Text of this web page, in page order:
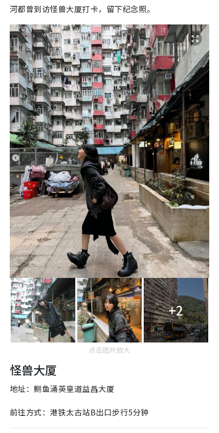
河都曾到访怪兽大厦打卡，留下纪念照。
+2
点击图片放大
怪兽大厦
地址：鲗鱼涌英皇道益昌大厦
前往方式：港铁太古站B出口步行5分钟